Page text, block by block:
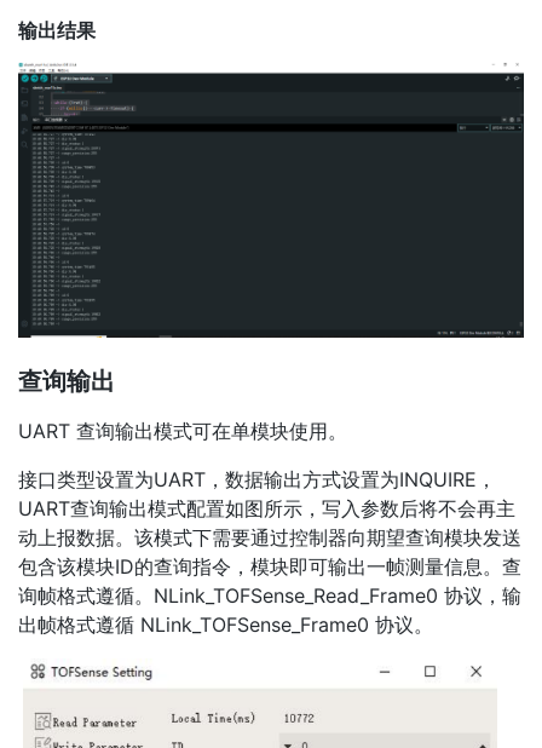
输出结果
查询输出
UART 查询输出模式可在单模块使用。
接口类型设置为UART，数据输出方式设置为INQUIRE，
UART查询输出模式配置如图所示，写入参数后将不会再主
动上报数据。该模式下需要通过控制器向期望查询模块发送
包含该模块ID的查询指令，模块即可输出一帧测量信息。查
询帧格式遵循。NLink_TOFSense_Read_Frame0 协议，输
出帧格式遵循 NLink_TOFSense_Frame0 协议。